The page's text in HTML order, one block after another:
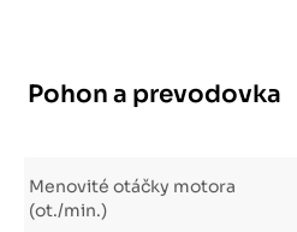
Pohon a prevodovka
Menovité otáčky motora
(ot./min.)